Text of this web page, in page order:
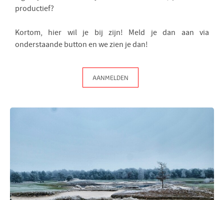
productief?
Kortom, hier wil je bij zijn! Meld je dan aan via
onderstaande button en we zien je dan!
AANMELDEN